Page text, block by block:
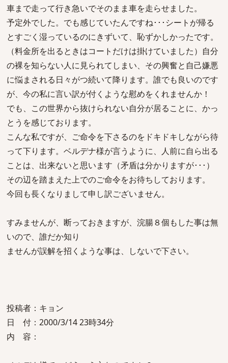
車まで走って行き急いでそのまま車を走らせました。
予定外でした。でも感じていたんですね･･･シートが帰る
とすごく湿っているのにきずいて、恥ずかしかったです。
（料金所を出るときはコートだけは掛けていました）自分
の裸を知らない人に見られてしまい、その興奮と自己嫌悪
に悩まされる日々がつ続いて降ります。誰でも良いのです
が、今の私に言い訳が付くような慰めをくれませんか！
でも、この世界から抜けられない自分が居ることに、かっ
とうを感じております。
こんな私ですが、ご命令を下さるのをドキドキしながら待
って下ります。ベルデナ様が言うように、人前に自ら出る
ことは、出来ないと思います（矛盾は分かりますが･･･）
その辺を踏まえた上でのご命令をお待ちしております。
今回も長くなりまして申し訳ございません。
すみませんが、断っておきますが、浣腸８個もした事は無
いので、誰だか知り
ませんが誤解を招くような事は、しないで下さい。
投稿者：キョン
日 付：2000/3/14 23時34分
内 容：